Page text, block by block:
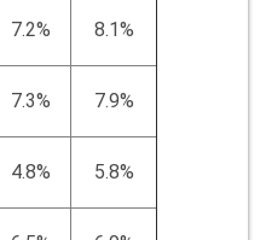
7.2% 8.1%
7.3% 7.9%
4.8% 5.8%